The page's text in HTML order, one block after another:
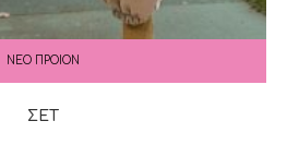
ΝΕΟ ΠΡΟΙΟΝ
ΣΕΤ